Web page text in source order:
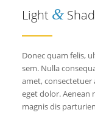
Light &
Donec quam felis,
sem. Nulla
amet, consectetuer
eget dolor. Aenean
magnis dis